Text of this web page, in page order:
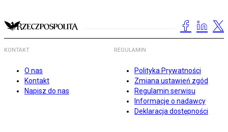
KONTAKT
O nas
Kontakt
Napisz do nas
REGULAMIN
Polityka Prywatności
Zmiana ustawień zgód
Regulamin serwisu
Informacje o nadawcy
Deklaracja dostępności